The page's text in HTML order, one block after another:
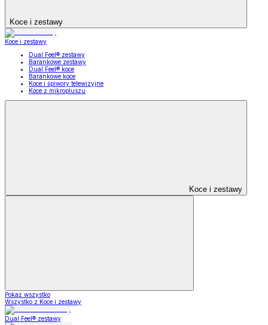
Koce i zestawy
Koce i zestawy
Dual Feel® zestawy
Barankowe zestawy
Dual Feel® koce
Barankowe koce
Koce i śpiwory telewizyjne
Koce z mikropluszu
Koce i zestawy
Pokaż wszystko
Wszystko z Koce i zestawy
Dual Feel® zestawy